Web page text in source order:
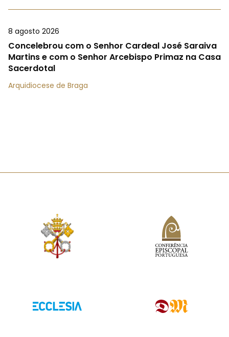
8 agosto 2026
Concelebrou com o Senhor Cardeal José Saraiva
Martins e com o Senhor Arcebispo Primaz na Casa
Sacerdotal
Arquidiocese de Braga